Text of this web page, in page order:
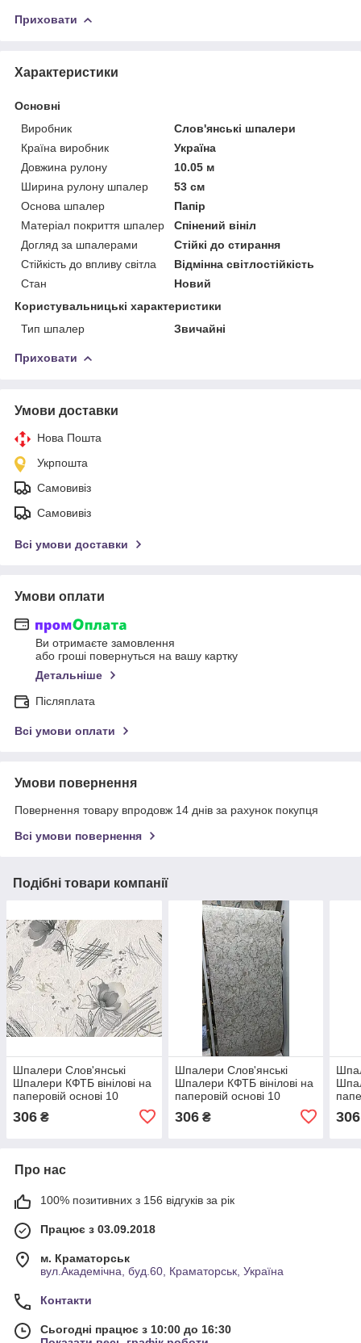
Приховати
Характеристики
Основні
Виробник
Слов'янські шпалери
Країна виробник
Україна
Довжина рулону
10.05 м
Ширина рулону шпалер
53 см
Основа шпалер
Папір
Матеріал покриття шпалер
Спінений вініл
Догляд за шпалерами
Стійкі до стирання
Стійкість до впливу світла
Відмінна світлостійкість
Стан
Новий
Користувальницькі характеристики
Тип шпалер
Звичайні
Приховати
Умови доставки
Нова Пошта
Укрпошта
Самовивіз
Самовивіз
Всі умови доставки
Умови оплати
Ви отримаєте замовлення
або гроші повернуться на вашу картку
Детальніше
Післяплата
Всі умови оплати
Умови повернення
Повернення товару впродовж 14 днів за рахунок покупця
Всі умови повернення
Подібні товари компанії
Шпалери Слов'янські
Шпалери КФТБ вінілові на
паперовій основі 10
306 ₴
Шпалери Слов'янські
Шпалери КФТБ вінілові на
паперовій основі 10
9395-04
306₴
10
306
Про нас
100% позитивних з 156 відгуків за рік
Працює з 03.09.2018
м. Краматорськ
вул.Академічна, буд.60, Краматорськ, Україна
Контакти
Сьогодні працює з 10:00 до 16:30